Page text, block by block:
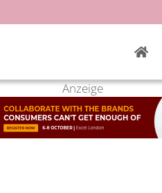
Anzeige